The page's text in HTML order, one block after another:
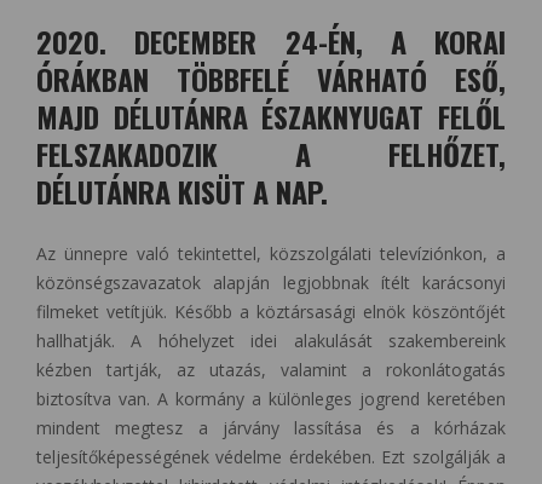
2020. DECEMBER 24-ÉN, A KORAI
ÓRÁKBAN TÖBBFELÉ VÁRHATÓ ESŐ,
MAJD DÉLUTÁNRA ÉSZAKNYUGAT FELŐL
FELSZAKADOZIK A FELHŐZET,
DÉLUTÁNRA KISÜT A NAP.
Az ünnepre való tekintettel, közszolgálati televíziónkon, a
közönségszavazatok alapján legjobbnak ítélt karácsonyi
filmeket vetítjük. Később a köztársasági elnök köszöntőjét
hallhatják. A hóhelyzet idei alakulását szakembereink
kézben tartják, az utazás, valamint a rokonlátogatás
biztosítva van. A kormány a különleges jogrend keretében
mindent megtesz a járvány lassítása és a kórházak
teljesítőképességének védelme érdekében. Ezt szolgálják a